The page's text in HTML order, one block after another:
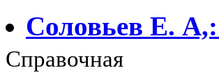
Соловьев Е.
Справочная